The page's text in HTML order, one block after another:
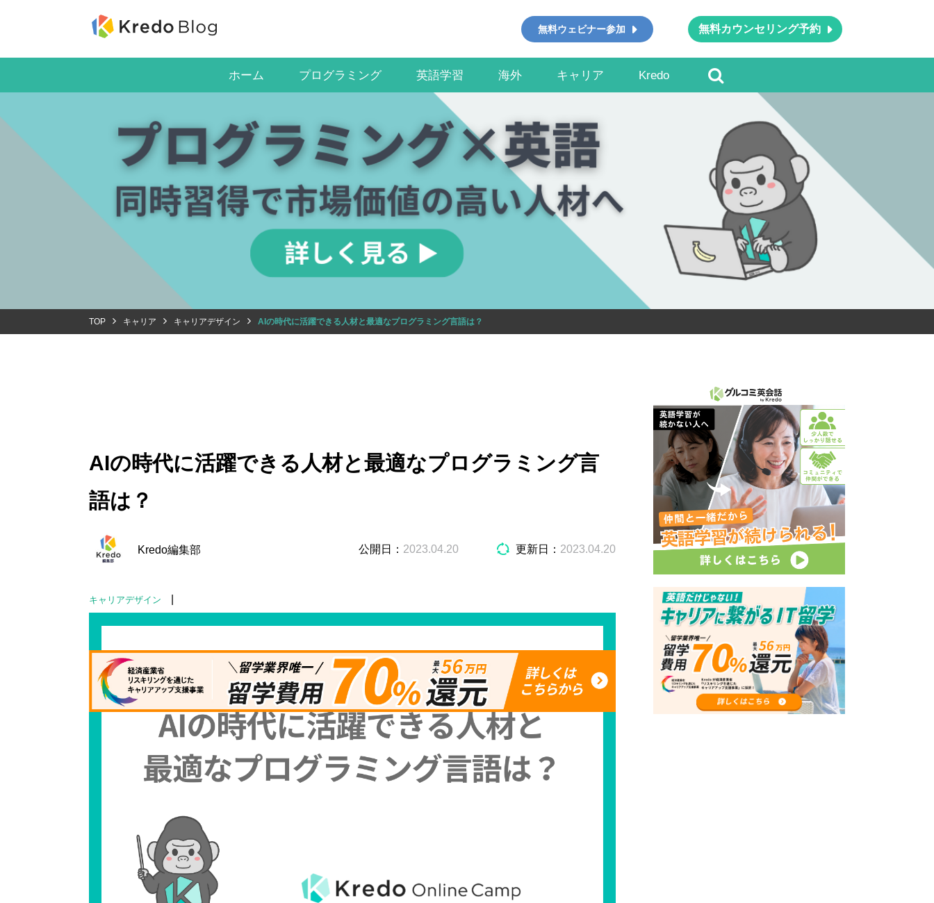
無料ウェビナー参加 無料カウンセリング予約
ホーム プログラミング 英語学習 海外 キャリア Kredo
TOP キャリア キャリアデザイン AIの時代に活躍できる人材と最適なプログラミング言語は？
AIの時代に活躍できる人材と最適なプログラミング言
語は？
Kredo編集部 公開日： 2023.04.20 更新日： 2023.04.20
キャリアデザイン